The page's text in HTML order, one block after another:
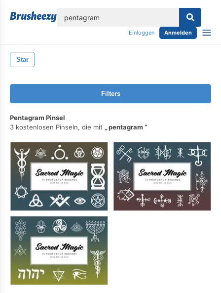
Einloggen Anmelden
Star
Filters
Pentagram Pinsel
3 kostenlosen Pinseln, die mit
pentagram